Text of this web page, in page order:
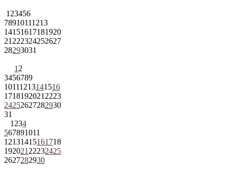
1 23456
78910111213
14151617181920
21 222324252627
28293031
1 2
3456789
10111213141516
1718192021 2223
24252627282930
31
1 234
567891011
12131415161718
192021 22232425
2627282930